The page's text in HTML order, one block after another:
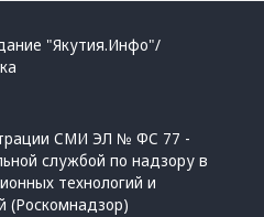
"Якутия.Инфо"/
СМИ ЭЛ № ФС 77 -
службой по надзору в
технологий и
(Роскомнадзор)